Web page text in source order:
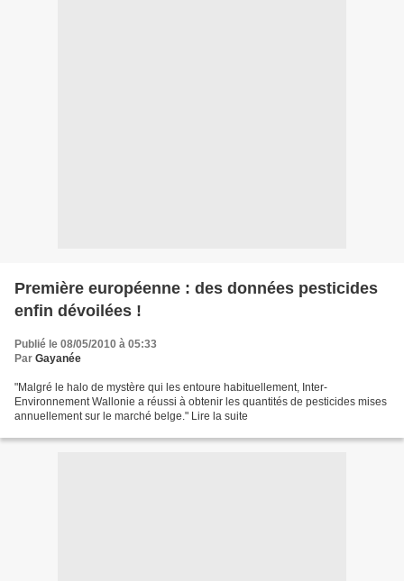
Première européenne : des données pesticides
enfin dévoilées !
Publié le 08/05/2010 à 05:33
Par Gayanée
"Malgré le halo de mystère qui les entoure habituellement, Inter-
Environnement Wallonie a réussi à obtenir les quantités de pesticides mises
annuellement sur le marché belge." Lire la suite